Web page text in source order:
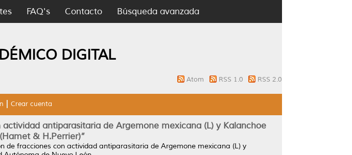
FAQ's Contacto Búsqueda avanzada
DIGITAL
Atom RSS 1.0 RSS 2.0
Crear cuenta
antiparasitaria de Argemone mexicana (L) y Kalanchoe
& H.Perrier)”
de fracciones con actividad antiparasitaria de Argemone mexicana (L) y